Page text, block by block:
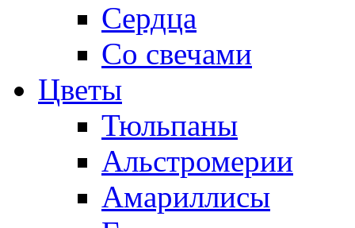
Сердца
Со свечами
Цветы
Тюльпаны
Альстромерии
Амариллисы